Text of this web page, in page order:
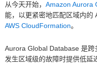
从今天开始， Amazon Aurora
能，以更紧密地匹配区域内的
AWS CloudFormation。
Aurora Global Database 是跨
发生区域级的故障时提供低延